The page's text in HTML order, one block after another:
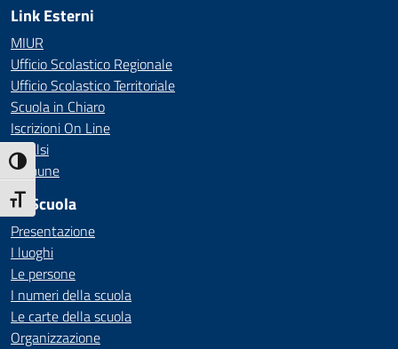
Attiva/disattiva alto contrasto
Attiva/disattiva dimensione testo
Link Esterni
MIUR
Ufficio Scolastico Regionale
Ufficio Scolastico Territoriale
Scuola in Chiaro
Iscrizioni On Line
Invalsi
Comune
La Scuola
Presentazione
I luoghi
Le persone
I numeri della scuola
Le carte della scuola
Organizzazione